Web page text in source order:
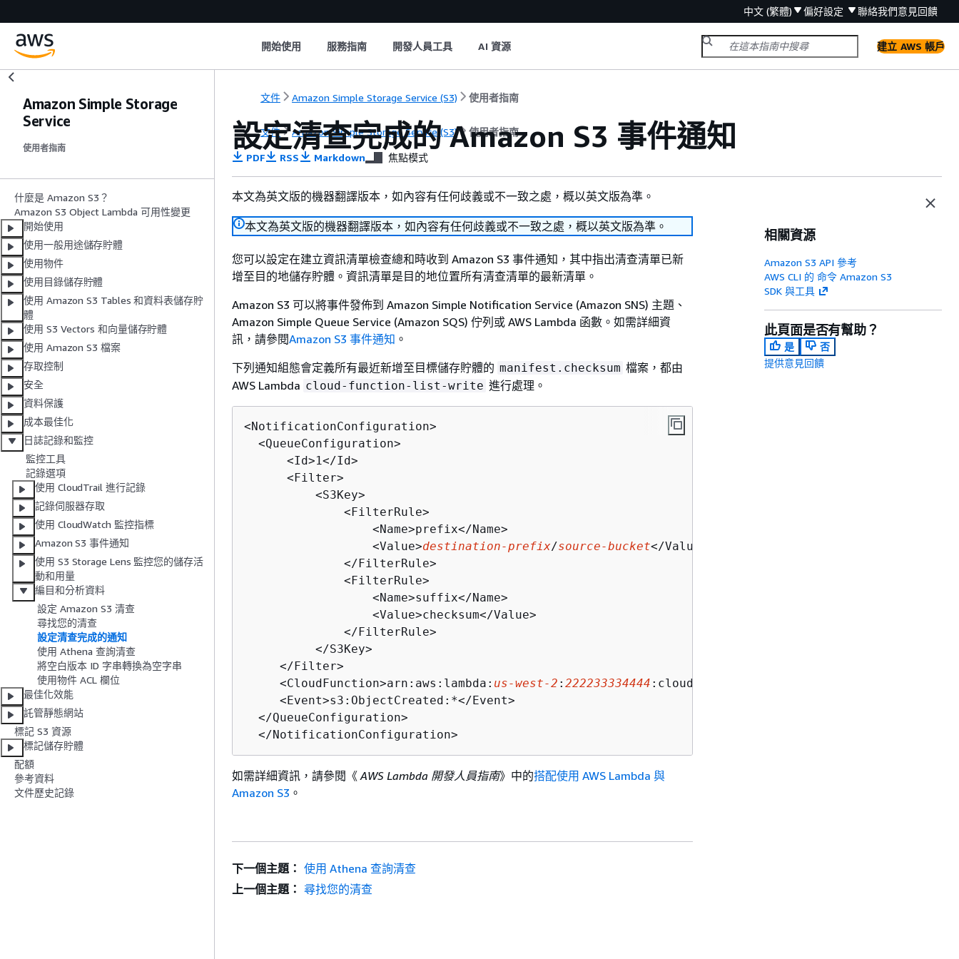
中文 (繁體) 偏好設定 聯絡我們意見回饋
開始使用 服務指南 開發人員工具 AI 資源 建立 AWS 帳戶
Amazon Simple Storage
Service
使用者指南
什麼是 Amazon S3？
Amazon S3 Object Lambda 可用性變更
開始使用
使用一般用途儲存貯體
使用物件
使用目錄儲存貯體
使用 Amazon S3 Tables 和資料表儲存貯
體
使用 S3 Vectors 和向量儲存貯體
使用 Amazon S3 檔案
存取控制
安全
資料保護
成本最佳化
日誌記錄和監控
監控工具
記錄選項
使用 CloudTrail 進行記錄
記錄伺服器存取
使用 CloudWatch 監控指標
Amazon S3 事件通知
使用 S3 Storage Lens 監控您的儲存活
動和用量
編目和分析資料
設定 Amazon S3 清查
尋找您的清查
設定清查完成的通知
使用 Athena 查詢清查
將空白版本 ID 字串轉換為空字串
使用物件 ACL 欄位
最佳化效能
託管靜態網站
標記 S3 資源
標記儲存貯體
配額
參考資料
文件歷史記錄
文件 Amazon Simple Storage Service (S3) 使用者指南
文件 Amazon Simple Storage Service (S3) 使用者指南
設定清查完成的 Amazon S3 事件通知
PDF RSS Markdown 焦點模式
本文為英文版的機器翻譯版本，如內容有任何歧義或不一致之處，概以英文版為準。
本文為英文版的機器翻譯版本，如內容有任何歧義或不一致之處，概以英文版為準。
您可以設定在建立資訊清單檢查總和時收到 Amazon S3 事件通知，其中指出清查清單已新
增至目的地儲存貯體。資訊清單是目的地位置所有清查清單的最新清單。
Amazon S3 可以將事件發佈到 Amazon Simple Notification Service (Amazon SNS) 主題、
Amazon Simple Queue Service (Amazon SQS) 佇列或 AWS Lambda 函數。如需詳細資
訊，請參閱Amazon S3 事件通知 。
下列通知組態會定義所有最近新增至目標儲存貯體的 manifest.checksum 檔案，都由
AWS Lambda cloud-function-list-write 進行處理。
<NotificationConfiguration>
  <QueueConfiguration>
      <Id>1</Id>
      <Filter>
          <S3Key>
              <FilterRule>
                  <Name>prefix</Name>
                  <Value>
destination-prefix/source-bucket</Value>
              </FilterRule>
              <FilterRule>
                  <Name>suffix</Name>
                  <Value>checksum</Value>
              </FilterRule>
          </S3Key>
     </Filter>
     <CloudFunction>arn:aws:lambda:
us-west-2 : 222233334444 :cloud-function-list-write</CloudFunction>
     <Event>s3:ObjectCreated:*</Event>
  </QueueConfiguration>
  </NotificationConfiguration>
如需詳細資訊，請參閱《AWS Lambda 開發人員指南》中的搭配使用 AWS Lambda 與
Amazon S3 。
相關資源
Amazon S3 API 參考
AWS CLI 的 命令 Amazon S3
SDK 與工具
此頁面是否有幫助？
是
否
提供意見回饋
下一個主題： 使用 Athena 查詢清查
上一個主題： 尋找您的清查